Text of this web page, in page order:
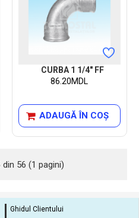
CURBA 1 1/4" FF
86.20MDL
ADAUGĂ ÎN COŞ
56 (1 pagini)
Ghidul Clientului